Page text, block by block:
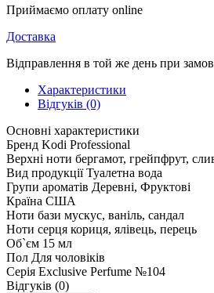
Приймаємо оплату online
Доставка
Відправлення в той же день при
Характеристики
Відгуків (0)
Основні характеристики
Бренд Kodi Professional
Верхні ноти бергамот, грейпфрут,
Вид продукції Туалетна вода
Групи ароматів Деревні, Фруктові
Країна США
Ноти бази мускус, ваніль, сандал
Ноти серця кориця, ялівець, перець
Об`єм 15 мл
Пол Для чоловіків
Серія Exclusive Perfume №104
Відгуків (0)